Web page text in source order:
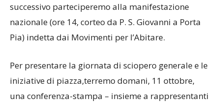
successivo parteciperemo alla manifestazione
nazionale (ore 14, corteo da P. S. Giovanni a Porta
Pia) indetta dai Movimenti per l’Abitare.
Per presentare la giornata di sciopero generale e le
iniziative di piazza,terremo domani, 11 ottobre,
una conferenza-stampa – insieme a rappresentanti